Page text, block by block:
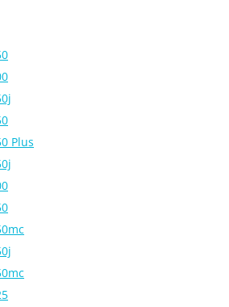
Plus